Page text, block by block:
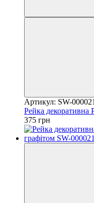
Артикул: SW-
Рейка декоративна
375 грн